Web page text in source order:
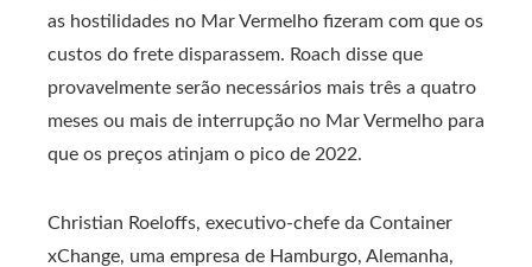
as hostilidades no Mar Vermelho fizeram com que os
custos do frete disparassem. Roach disse que
provavelmente serão necessários mais três a quatro
meses ou mais de interrupção no Mar Vermelho para
que os preços atinjam o pico de 2022.
Christian Roeloffs, executivo-chefe da Container
xChange, uma empresa de Hamburgo, Alemanha,